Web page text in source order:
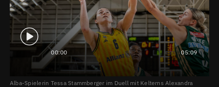
00:00 05:09
Alba-Spielerin Tessa Stammberger im Duell mit Kelterns Alexandra